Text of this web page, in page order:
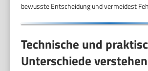
bewusste Entscheidung und vermeidest
Technische und
Unterschiede verstehen